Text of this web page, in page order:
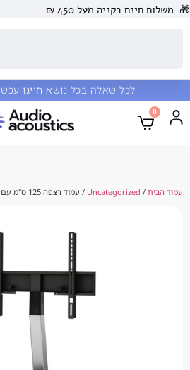
בקניה מעל 450 ₪
שאלה בכל נושא חייגו עכשיו: 052-6444410
/ עמוד רצפה 125 ס"מ עם צידוד BT7850-125CS